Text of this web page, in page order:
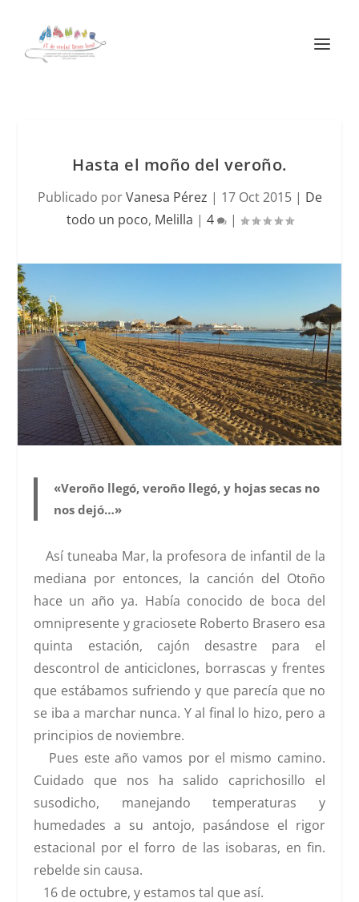
Hasta el moño del veroño.
Publicado porVanesa Pérez | 17 Oct 2015| De
todo un poco, Melilla | 4 |
«Veroño llegó, veroño llegó, y hojas secas no
nos dejó…»
Así tuneaba Mar, la profesora de infantil de la
mediana por entonces, la canción del Otoño
hace un año ya. Había conocido de boca del
omnipresente y graciosete Roberto Brasero esa
quinta estación, cajón desastre para el
descontrol de anticiclones, borrascas y frentes
que estábamos sufriendo y que parecía que no
se iba a marchar nunca. Y al final lo hizo, pero a
principios de noviembre.
Pues este año vamos por el mismo camino.
Cuidado que nos ha salido caprichosillo el
susodicho, manejando temperaturas y
humedades a su antojo, pasándose el rigor
estacional por el forro de las isobaras, en fin.
rebelde sin causa.
16 de octubre, y estamos tal que así.